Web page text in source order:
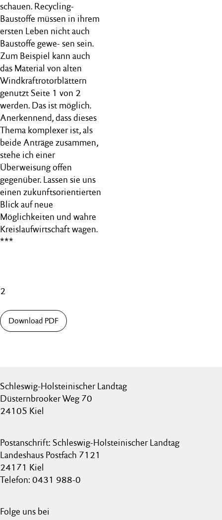
schauen. Recycling-
Baustoffe müssen in ihrem
ersten Leben nicht auch
Baustoffe gewe- sen sein.
Zum Beispiel kann auch
das Material von alten
Windkraftrotorblättern
genutzt Seite 1 von 2
werden. Das ist möglich.
Anerkennend, dass dieses
Thema komplexer ist, als
beide Anträge zusammen,
stehe ich einer
Überweisung offen
gegenüber. Lassen sie uns
einen zukunftsorientierten
Blick auf neue
Möglichkeiten und wahre
Kreislaufwirtschaft wagen.
***
2
Download PDF
Schleswig-Holsteinischer Landtag
Düsternbrooker Weg 70
24105 Kiel
Postanschrift: Schleswig-Holsteinischer Landtag
Landeshaus Postfach 7121
24171 Kiel
Telefon: 0431 988-0
Folge uns bei